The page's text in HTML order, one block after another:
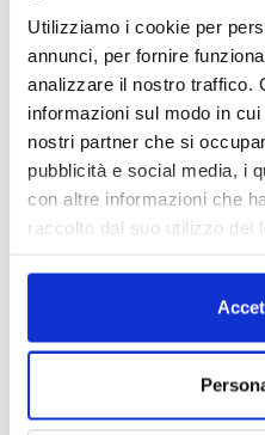
Utilizziamo i cookie per
annunci, per fornire
analizzare il nostro traffico.
informazioni sul modo in
nostri partner che si
pubblicità e social media, i
con altre informazioni che
raccolto dal suo utilizzo dei
La Suprema
insegna la
autonomo
Contratto di
e discesa
24 Giugno 2016
IL MENSILE
AGOSTO 2026